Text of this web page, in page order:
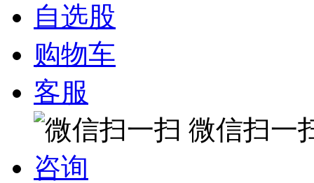
自选股
购物车
客服
微信扫一
咨询